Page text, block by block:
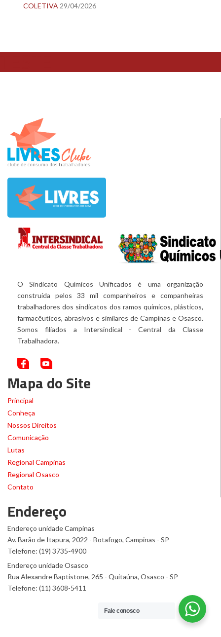
COLETIVA 29/04/2026
TESTE
O Sindicato Químicos Unificados é uma organização
construída pelos 33 mil companheiros e companheiras
trabalhadores dos sindicatos dos ramos químicos, plásticos,
farmacêuticos, abrasivos e similares de Campinas e Osasco.
Somos filiados a Intersindical - Central da Classe
Trabalhadora.
Mapa do Site
Principal
Conheça
Nossos Direitos
Comunicação
Lutas
Regional Campinas
Regional Osasco
Contato
Endereço
Endereço unidade Campinas
Av. Barão de Itapura, 2022 - Botafogo, Campinas - SP
Telefone: (19) 3735-4900
Endereço unidade Osasco
Rua Alexandre Baptistone, 265 - Quitaúna, Osasco - SP
Telefone: (11) 3608-5411
Fale conosco